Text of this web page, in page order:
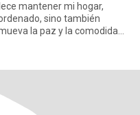
mantener mi hogar,
sino también
la paz y la comodidad.